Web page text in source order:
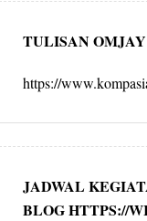
TULISAN
https://
JADWAL
BLOG HTTPS://